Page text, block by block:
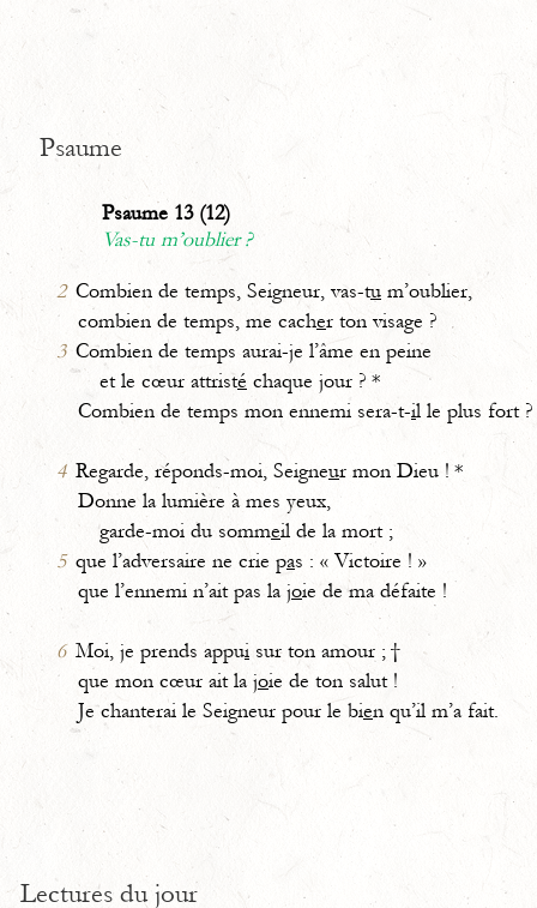
Psaume
Psaume 13 (12)
Vas-tu m’oublier ?
2 Combien de temps, Seigneur, vas-tu m’oublier,
combien de temps, me cacher ton visage ?
3 Combien de temps aurai-je l’âme en peine
et le cœur attristé chaque jour ? *
Combien de temps mon ennemi sera-t-il le plus fort ?
4 Regarde, réponds-moi, Seigneur mon Dieu ! *
Donne la lumière à mes yeux,
garde-moi du sommeil de la mort ;
5 que l’adversaire ne crie pas : « Victoire ! »
que l’ennemi n’ait pas la joie de ma défaite !
6 Moi, je prends appui sur ton amour ; †
que mon cœur ait la joie de ton salut !
Je chanterai le Seigneur pour le bien qu’il m’a fait.
Lectures du jour